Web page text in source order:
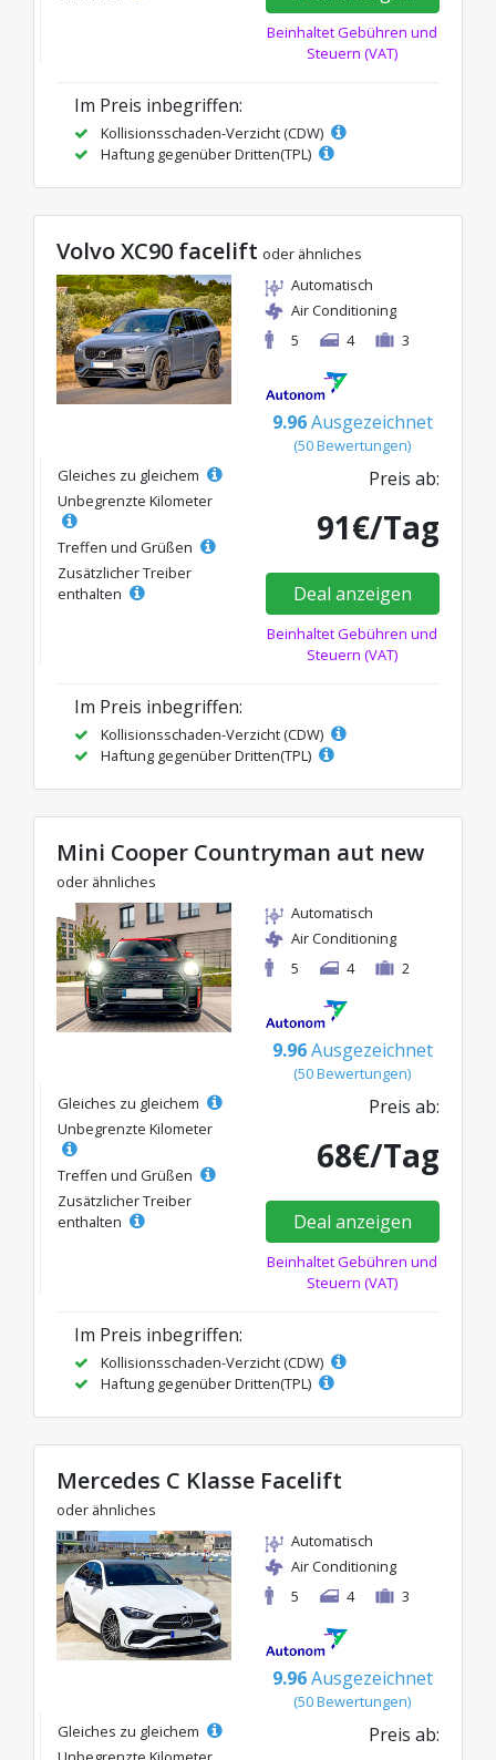
Beinhaltet Gebühren und
Steuern (VAT)
Im Preis inbegriffen:
Kollisionsschaden-Verzicht (CDW)
Haftung gegenüber Dritten(TPL)
Volvo XC90 facelift oder ähnliches
Automatisch
Air Conditioning
5
4 3
9.96 Ausgezeichnet
(50 Bewertungen)
Gleiches zu gleichem
Unbegrenzte Kilometer
Treffen und Grüßen
Zusätzlicher Treiber
enthalten
Preis ab:
91€/Tag
Deal anzeigen
Beinhaltet Gebühren und
Steuern (VAT)
Im Preis inbegriffen:
Kollisionsschaden-Verzicht (CDW)
Haftung gegenüber Dritten(TPL)
Mini Cooper Countryman aut new
oder ähnliches
Automatisch
Air Conditioning
5
4 2
9.96 Ausgezeichnet
(50 Bewertungen)
Gleiches zu gleichem
Unbegrenzte Kilometer
Treffen und Grüßen
Zusätzlicher Treiber
enthalten
Preis ab:
68€/Tag
Deal anzeigen
Beinhaltet Gebühren und
Steuern (VAT)
Im Preis inbegriffen:
Kollisionsschaden-Verzicht (CDW)
Haftung gegenüber Dritten(TPL)
Mercedes C Klasse Facelift
oder ähnliches
Automatisch
Air Conditioning
5
4 3
9.96 Ausgezeichnet
(50 Bewertungen)
Gleiches zu gleichem
Preis ab: